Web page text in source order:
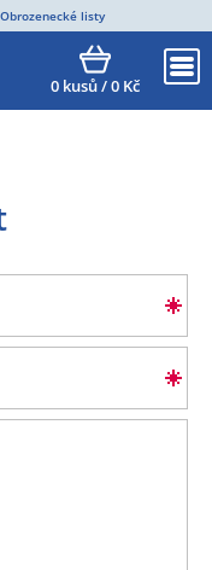
0kusů /0Kč
Obrozenecké listy